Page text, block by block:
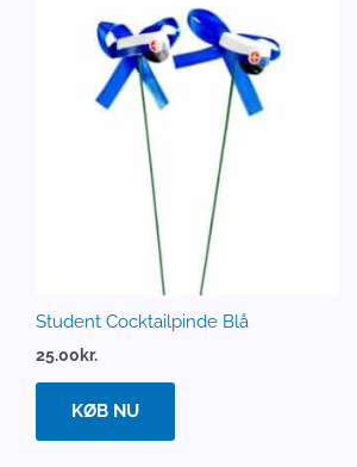
Student Cocktailpinde Blå
25.00kr.
KØB NU